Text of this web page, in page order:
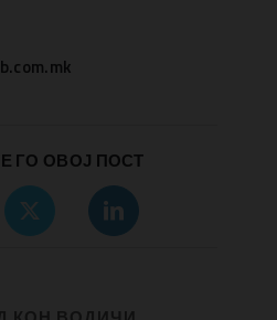
ГО ОВОЈ ПОСТ